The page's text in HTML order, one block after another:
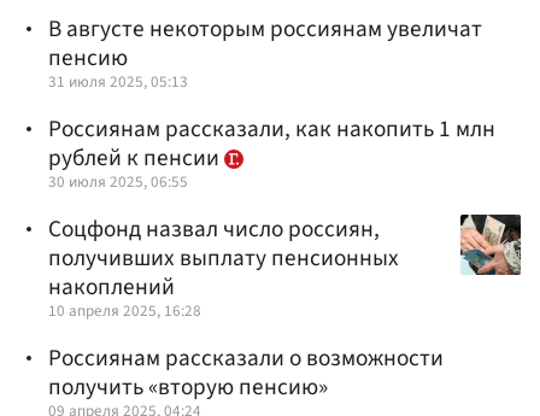
В августе некоторым россиянам увеличат
пенсию
31 июля 2025, 05:13
Россиянам рассказали, как накопить 1 млн
рублей к пенсии
30 июля 2025, 06:55
Соцфонд назвал число россиян,
получивших выплату пенсионных
накоплений
10 апреля 2025, 16:28
Россиянам рассказали о возможности
получить «вторую пенсию»
09 апреля 2025, 04:24